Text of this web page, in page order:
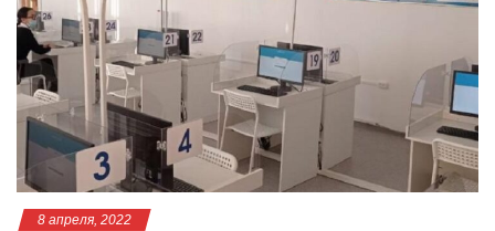
A
p
p
b
o
o
k
a
ss
ni
ki
a
m
а
и
т
ь
8 апреля, 2022